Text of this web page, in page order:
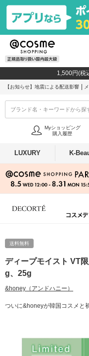
1,500円(税
【お知らせ】 地震による配送影響
ブランド名・キーワードから探
Myショッピング
購入履歴
LUXURY K-
送料無料
ディープモイスト VT
g、25g
&honey（アンドハニー）
ついに&honeyが韓国コスメと